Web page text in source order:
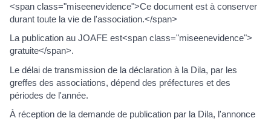
<span class="miseenevidence">Ce document est à conserver
durant toute la vie de l'association.</span>
La publication au JOAFE est<span class="miseenevidence">
gratuite</span>.
Le délai de transmission de la déclaration à la Dila, par les
greffes des associations, dépend des préfectures et des
périodes de l'année.
À réception de la demande de publication par la Dila, l'annonce